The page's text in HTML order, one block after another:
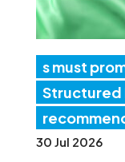
s must
Structured
30 Jul 2026